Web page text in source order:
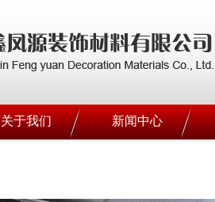
关于我们 新闻中心